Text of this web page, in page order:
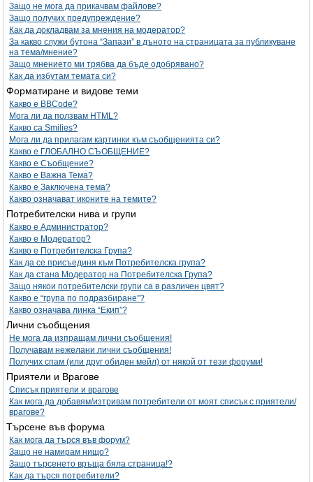
Защо не мога да прикачвам файлове?
Защо получих предупреждение?
Как да докладвам за мнения на модератор?
За какво служи бутона “Запази” в дъното на страницата за публикуване
на тема/мнение?
Защо мнението ми трябва да бъде одобрявано?
Как да избутам темата си?
Форматиране и видове теми
Какво е BBCode?
Мога ли да ползвам HTML?
Какво са Smilies?
Мога ли да прилагам картинки към съобщенията си?
Какво е ГЛОБАЛНО СЪОБЩЕНИЕ?
Какво е Съобщение?
Какво е Важна Тема?
Какво е Заключена тема?
Какво означават иконите на темите?
Потребителски нива и групи
Какво е Администратор?
Какво е Модератор?
Какво е Потребителска Група?
Как да се присъединя към Потребителска група?
Как да стана Модератор на Потребителска Група?
Защо някои потребителски групи са в различен цвят?
Какво е “група по подразбиране”?
Какво означава линка “Екип”?
Лични съобщения
Не мога да изпращам лични съобщения!
Получавам нежелани лични съобщения!
Получих спам (или друг обиден мейл) от някой от тези форуми!
Приятели и Врагове
Списък приятели и врагове
Как мога да добавям/изтривам потребители от моят списък с приятели/
врагове?
Търсене във форума
Как мога да търся във форум?
Защо не намирам нищо?
Защо търсенето връща бяла страница!?
Как да търся потребители?